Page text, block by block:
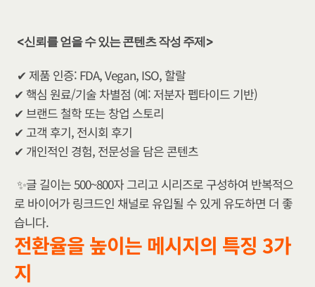
<신뢰를 얻을 수 있는 콘텐츠 작성 주제>
✔ 제품 인증: FDA, Vegan, ISO, 할랄
✔ 핵심 원료/기술 차별점 (예: 저분자 펩타이드 기반)
✔ 브랜드 철학 또는 창업 스토리
✔ 고객 후기, 전시회 후기
✔ 개인적인 경험, 전문성을 담은 콘텐츠
✨글 길이는 500~800자 그리고 시리즈로 구성하여 반복적으
로 바이어가 링크드인 채널로 유입될 수 있게 유도하면 더 좋
습니다.
전환율을 높이는 메시지의 특징 3가
지